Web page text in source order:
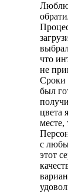
Люблю
что
не
Сроки
был
цвета
месте,
с
этот